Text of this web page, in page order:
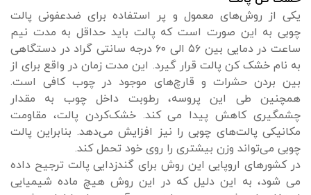
یکی از روش‌های معمول و پر استفاده برای ضدعفونی پالت
چوبی به این صورت است که پالت باید حداقل به مدت نیم
ساعت در دمایی بین ۵۶ الی ۶۰ درجه سانتی گراد در دستگاهی
به نام خشک کن پالت قرار گیرد. این مدت زمان در واقع برای از
بین بردن حشرات و قارچ‌های موجود در چوب کافی است.
همچنین طی این پروسه، رطوبت داخل چوب به مقدار
چشمگیری کاهش پیدا می کند. خشک‌کردن پالت، مقاومت
مکانیکی پالت‌های چوبی را نیز افزایش می‌دهد. بنابراین پالت
چوبی می‌تواند وزن بیشتری را روی خود تحمل کند.
در کشورهای اروپایی این روش برای گندزدایی پالت ترجیح داده
می شود، به این دلیل که در این روش هیچ ماده شیمیایی